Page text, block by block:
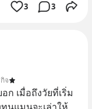
3 3
จ
ก เมื่อถึงวัยที่เริ่ม